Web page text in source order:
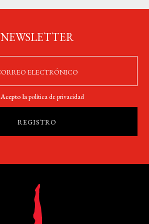
NEWSLETTER
Acepto lapolítica de privacidad